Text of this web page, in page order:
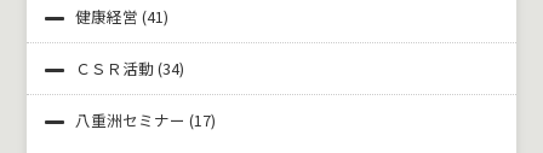
健康経営 (41)
ＣＳＲ活動(34)
八重洲セミナー (17)